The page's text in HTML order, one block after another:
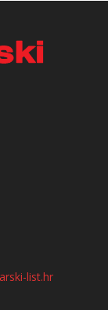
list.hr